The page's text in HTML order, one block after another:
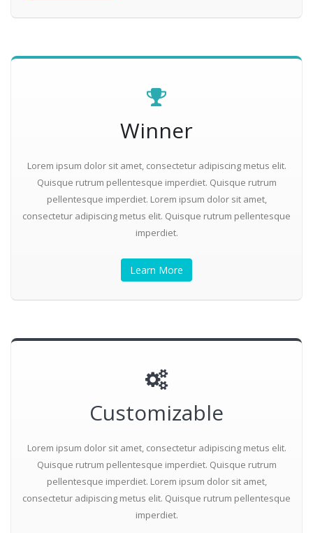
Winner
Lorem ipsum dolor sit amet, consectetur adipiscing metus elit.
Quisque rutrum pellentesque imperdiet. Quisque rutrum
pellentesque imperdiet. Lorem ipsum dolor sit amet,
consectetur adipiscing metus elit. Quisque rutrum pellentesque
imperdiet.
Learn More
Customizable
Lorem ipsum dolor sit amet, consectetur adipiscing metus elit.
Quisque rutrum pellentesque imperdiet. Quisque rutrum
pellentesque imperdiet. Lorem ipsum dolor sit amet,
consectetur adipiscing metus elit. Quisque rutrum pellentesque
imperdiet.